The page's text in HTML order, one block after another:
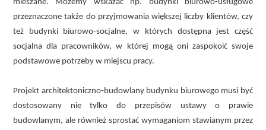
mieszane. Możemy wskazać np. budynki biurowo-usługowe
przeznaczone także do przyjmowania większej liczby klientów, czy
też budynki biurowo-socjalne, w których dostępna jest część
socjalna dla pracowników, w której mogą oni zaspokoić swoje
podstawowe potrzeby w miejscu pracy.
Projekt architektoniczno-budowlany budynku biurowego musi być
dostosowany nie tylko do przepisów ustawy o prawie
budowlanym, ale również sprostać wymaganiom stawianym przez